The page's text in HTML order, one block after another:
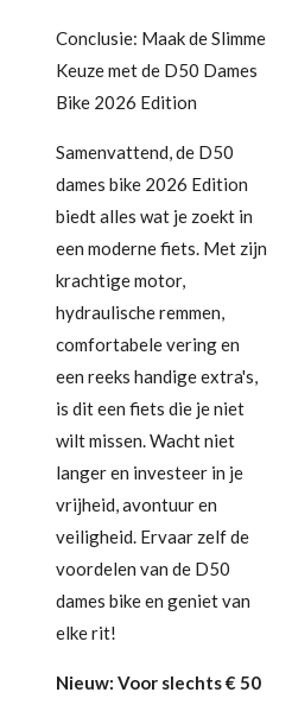
Conclusie: Maak de Slimme
Keuze met de D50 Dames
Bike 2026 Edition
Samenvattend, de D50
dames bike 2026 Edition
biedt alles wat je zoekt in
een moderne fiets. Met zijn
krachtige motor,
hydraulische remmen,
comfortabele vering en
een reeks handige extra's,
is dit een fiets die je niet
wilt missen. Wacht niet
langer en investeer in je
vrijheid, avontuur en
veiligheid. Ervaar zelf de
voordelen van de D50
dames bike en geniet van
elke rit!
Nieuw: Voor slechts € 50